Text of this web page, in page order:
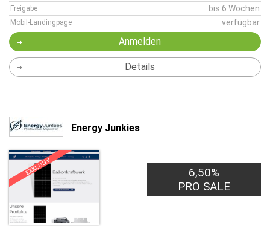
Freigabe bis 6 Wochen
Mobil-Landingpage verfügbar
Anmelden
Details
Energy Junkies
EXKLUSIV
6,50%
PRO SALE